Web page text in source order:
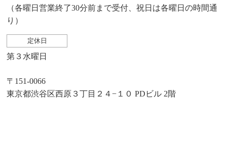
（各曜日営業終了30分前まで受付、祝日は各曜日の時間通
り）
定休日
第３水曜日
〒151-0066
東京都渋谷区西原３丁目２４−１０ PDビル 2階